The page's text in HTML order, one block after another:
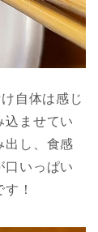
自体は感じ
ませてい
出し、食感
口いっぱい
！